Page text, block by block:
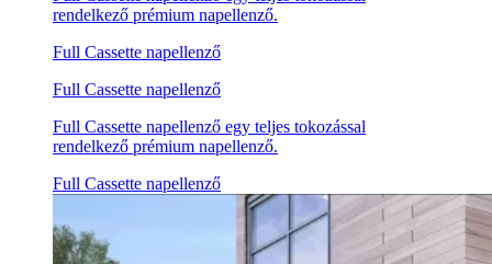
rendelkező prémium napellenző.
Full Cassette napellenző
Full Cassette napellenző
Full Cassette napellenző egy teljes tokozással
rendelkező prémium napellenző.
Full Cassette napellenző